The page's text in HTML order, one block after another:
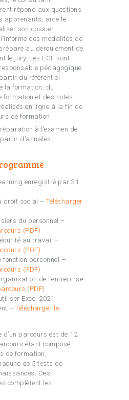
répond aux questions
apprenants, aide le
son dossier
des modalités de
au déroulement de
le jury. Les ECF sont
pédagogique
du référentiel
la formation, du
formation et des notes
en ligne à la fin de
de formation.
à l’examen de
d’annales.
enregistré par 31
droit social – Télécharger
du personnel –
(PDF)
au travail –
(PDF)
fonction personnel –
(PDF)
de l’entreprise
(PDF)
Excel 2021
– Télécharger le
d’un parcours est de 12
étant composé
de formation,
de 5 tests de
Des
complètent les